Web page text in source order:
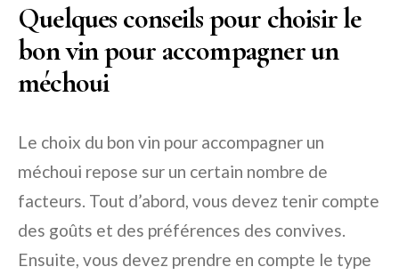
Quelques conseils pour choisir le
bon vin pour accompagner un
méchoui
Le choix du bon vin pour accompagner un
méchoui repose sur un certain nombre de
facteurs. Tout d’abord, vous devez tenir compte
des goûts et des préférences des convives.
Ensuite, vous devez prendre en compte le type